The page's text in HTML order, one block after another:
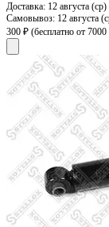
Доставка: 12 августа (ср)
Самовывоз: 12 августа
300 ₽ (бесплатно от